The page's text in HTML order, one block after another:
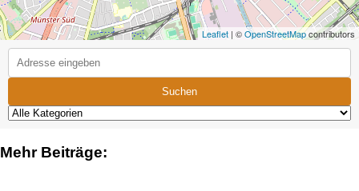
Leaflet | ©OpenStreetMapcontributors
Suchen
Mehr Beiträge: